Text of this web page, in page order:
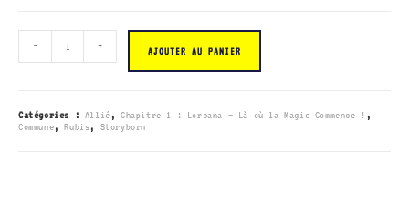
124/204
Chat
courageux
- + AJOUTER AU PANIER
Catégories : Allié ,Chapitre 1 : Lorcana – Là où la Magie Commence ! ,
Commune,Rubis, Storyborn